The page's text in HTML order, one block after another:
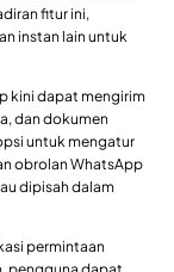
fitur ini,
instan lain untuk
kini dapat mengirim
dan dokumen
untuk mengatur
obrolan WhatsApp
dipisah dalam
permintaan